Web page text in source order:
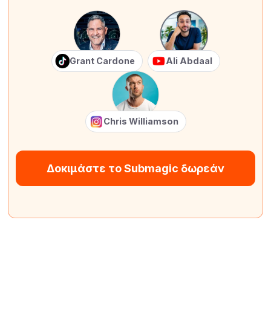
Grant Cardone Ali Abdaal
Chris Williamson
Δοκιμάστε το Submagic δωρεάν